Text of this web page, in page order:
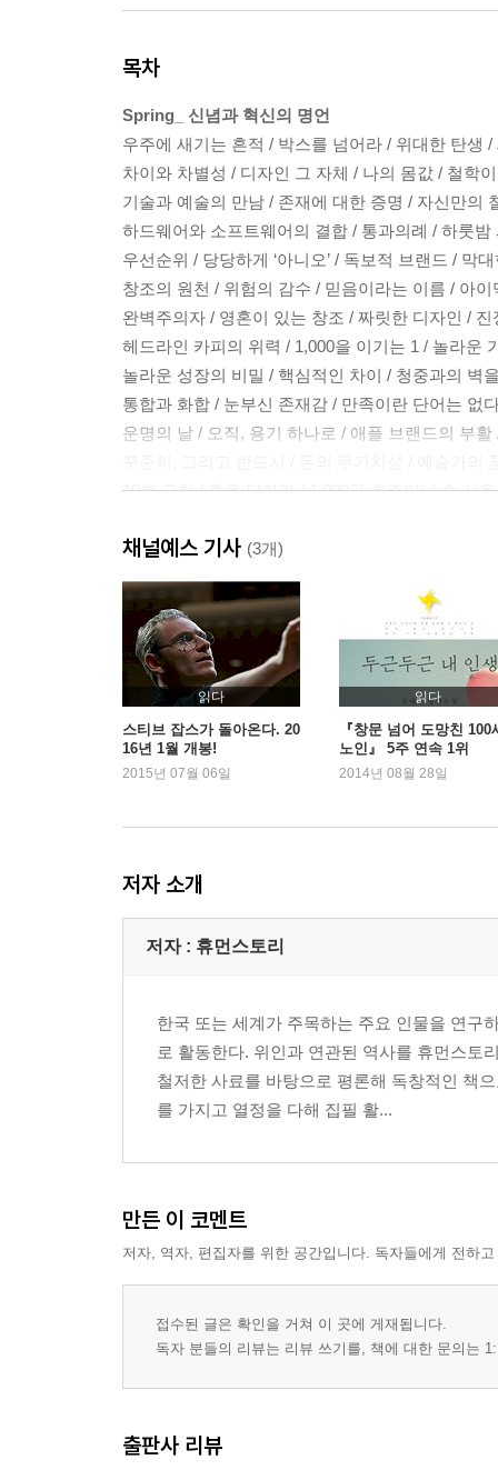
목차
Spring_ 신념과 혁신의 명언
우주에 새기는 흔적 / 박스를 넘어라 / 위대한 탄생
차이와 차별성 / 디자인 그 자체 / 나의 몸값 / 철학
기술과 예술의 만남 / 존재에 대한 증명 / 자신만의
하드웨어와 소프트웨어의 결합 / 통과의례 / 하룻
우선순위 / 당당하게 ‘아니오’ / 독보적 브랜드 / 막
창조의 원천 / 위험의 감수 / 믿음이라는 이름 / 아
완벽주의자 / 영혼이 있는 창조 / 짜릿한 디자인 /
헤드라인 카피의 위력 / 1,000을 이기는 1 / 놀라운
놀라운 성장의 비밀 / 핵심적인 차이 / 청중과의 벽
통합과 화합 / 눈부신 존재감 / 만족이란 단어는 없
운명의 날 / 오직, 용기 하나로 / 애플 브랜드의 부
10분 규칙 / 혼을 담아라 / 1,000곡 호주머니 속 사
완벽한 경영 비법 / 아이패드 / 미지의 영역 / 애플
생활 언어를 이용하라 / 다시 처음부터 / 애플의 탄
탈출구를 만들어라 / 픽사의 기술 / 매킨토시 / 절대
마이크로소프트 / 야심작 / 십년을 앞서라 / 버리는
기획의 신 / 핵심 전략 / 잠재력을 깨워라 / 콘텐츠의
Summer_ 성공과 비전의 명언
다음에 대한 꿈 / 열정의 또 다른 이름 / 위대한 성
고객의 말에 귀 기울여라 / if, 만약에 / 프로세스 /
실패를 통해 배운 교훈 / 굽히지 않는 소신 / 이목을
돈이 다가 아니다 / 인간에 대한 무한 신뢰 / 프레젠
청중에게 웃음을 선물하라 / 끝까지 파고들어라 /
진짜 기업의 가치 / 소크라테스 / 매력을 어필해라 /
디지털 철학가 / 감동적인 마무리 / 화려한 쇼맨십
아침이 기다려지는 일 / 휴머니즘 / 애플의 존재
지혜의 열매 / 감동을 선사하라 / 터치의 시대 / 소
소비자의 경험을 관찰해라 / 완벽 그 자체 / 수량보
채널예스 기사 (3개)
읽다
스티브 잡스가 돌아온다. 20
16년 1월 개봉!
2015년 07월 06일
읽다
『창문 넘어 도망친 100
노인』 5주 연속 1위
2014년 08월 28일
저자 소개
저자 : 휴먼스토리
한국 또는 세계가 주목하는 주요 인물을 연구
로 활동한다. 위인과 연관된 역사를 휴먼스토
철저한 사료를 바탕으로 평론해 독창적인 책
를 가지고 열정을 다해 집필 활...
만든 이 코멘트
저자, 역자, 편집자를 위한 공간입니다. 독자들에게 전하
접수된 글은 확인을 거쳐 이 곳에 게재됩니다.
독자 분들의 리뷰는 리뷰 쓰기를, 책에 대한 문의는
출판사 리뷰